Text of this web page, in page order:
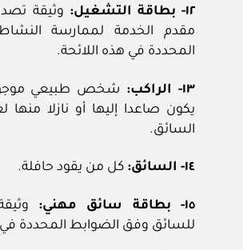
١٢- بطاقة التشغيل:
وثيقة
مقدم الخدمة لممارسة
المحددة في هذه اللائحة.
١٣- الراكب:
شخص طبيعي
يكون صاعدا إليها أو نازلا منها
السائق.
١٤- السائق: كل من يقود حافلة.
١٥- بطاقة سائق مهني:
للسائق وفق الضوابط المحددة في